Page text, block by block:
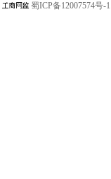
蜀ICP备12007574号-1